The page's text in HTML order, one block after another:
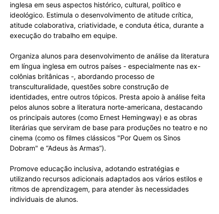
inglesa em seus aspectos histórico, cultural, político e
ideológico. Estimula o desenvolvimento de atitude crítica,
atitude colaborativa, criatividade, e conduta ética, durante a
execução do trabalho em equipe.
Organiza alunos para desenvolvimento de análise da literatura
em língua inglesa em outros países - especialmente nas ex-
colônias britânicas -, abordando processo de
transculturalidade, questões sobre construção de
identidades, entre outros tópicos. Presta apoio à análise feita
pelos alunos sobre a literatura norte-americana, destacando
os principais autores (como Ernest Hemingway) e as obras
literárias que serviram de base para produções no teatro e no
cinema (como os filmes clássicos "Por Quem os Sinos
Dobram" e “Adeus às Armas”).
Promove educação inclusiva, adotando estratégias e
utilizando recursos adicionais adaptados aos vários estilos e
ritmos de aprendizagem, para atender às necessidades
individuais de alunos.